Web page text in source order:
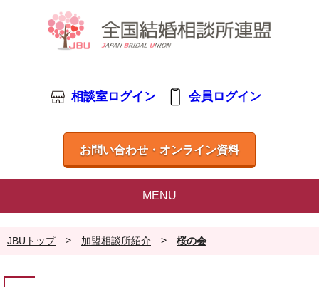
相談室ログイン 会員ログイン
お問い合わせ・オンライン資料
MENU
JBUトップ > 加盟相談所紹介 > 桜の会